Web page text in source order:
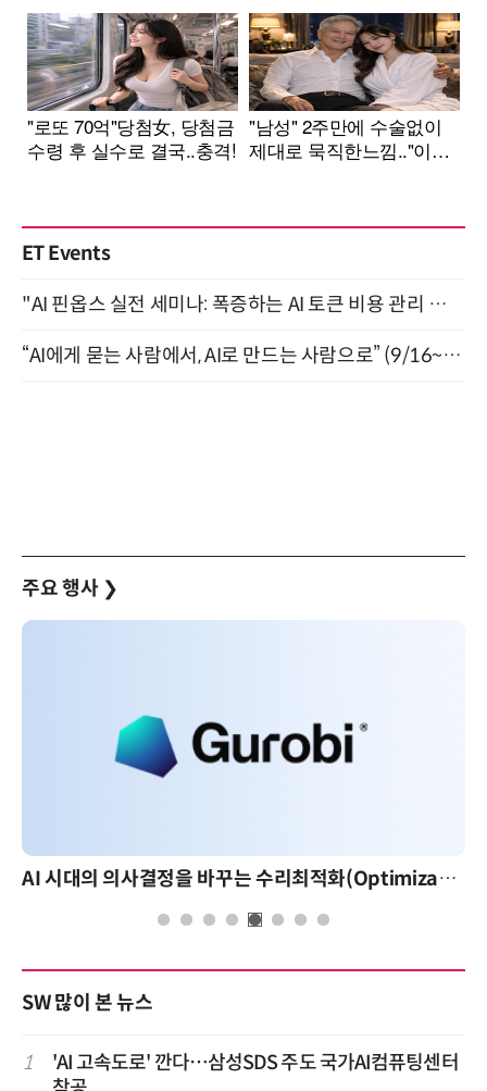
ET Events
"AI 핀옵스 실전 세미나: 폭증하는 AI 토큰 비용 관리 전략" 8월 21일 개최
“AI에게 묻는 사람에서, AI로 만드는 사람으로” (9/16~17)
주요 행사 ❯
AI 시대의 의사결정을 바꾸는 수리최적화(Optimization): 실제 산업 적용 사례와 활용 전략
SW 많이 본 뉴스
1
'AI 고속도로' 깐다…삼성SDS 주도 국가AI컴퓨팅센터